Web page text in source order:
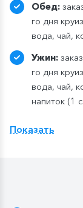
Обед:
го дня
вода, чай,
Ужин:
го дня
вода, чай,
напиток (1
ресторане
тариф
Показать